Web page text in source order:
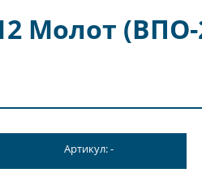
Молот (ВПО-
Артикул: -